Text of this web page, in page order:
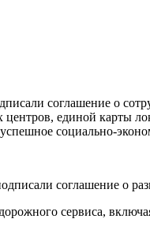
соглашение о
единой карты
социально-
соглашение о
сервиса,